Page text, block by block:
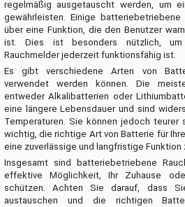
regelmäßig ausgetauscht werden, um
gewährleisten. Einige
über eine Funktion, die den Benutzer
ist. Dies ist besonders nützlich, um
Rauchmelder jederzeit funktionsfähig ist.
Es gibt verschiedene Arten von
verwendet werden können. Die
entweder Alkalibatterien oder
eine längere Lebensdauer und sind
Temperaturen. Sie können jedoch teurer
wichtig, die richtige Art von Batterie für
eine zuverlässige und langfristige Funktion
Insgesamt sind batteriebetriebene
effektive Möglichkeit, Ihr Zuhause
schützen. Achten Sie darauf, dass
austauschen und die richtigen